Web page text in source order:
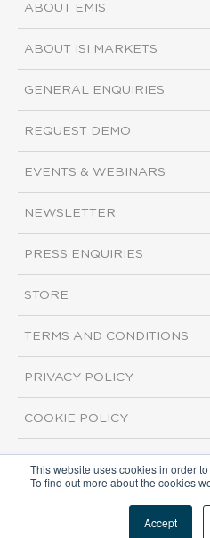
This website uses cookies in order
To find out more about the cookies
Accept
ABOUT EMIS
ABOUT ISI MARKETS
GENERAL ENQUIRIES
REQUEST DEMO
EVENTS & WEBINARS
NEWSLETTER
PRESS ENQUIRIES
STORE
TERMS AND CONDITIONS
PRIVACY POLICY
COOKIE POLICY
Copyright ©2026 ISI